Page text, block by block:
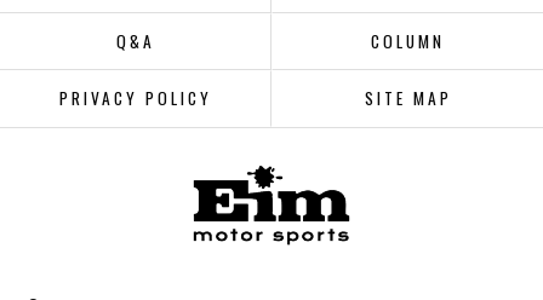
Q&A COLUMN
PRIVACY POLICY SITE MAP